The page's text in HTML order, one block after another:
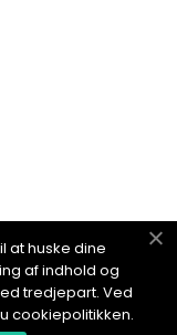
at huske dine
af indhold og
tredjepart. Ved
cookiepolitikken.